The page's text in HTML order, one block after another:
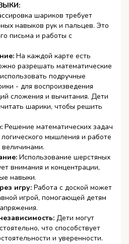
шариков требует
навыков рук и пальцев. Это
письма и работы с
На каждой карте есть
разрешать математические
подручные
- для воспроизведения
сложения и вычитания. Дети
шарики, чтобы решить
Решение математических задач
мышления и работе
Использование шерстяных
внимания и концентрации,
навыки.
игру: Работа с доской может
игрой, помогающей детям
Дети могут
что способствует
и уверенности.